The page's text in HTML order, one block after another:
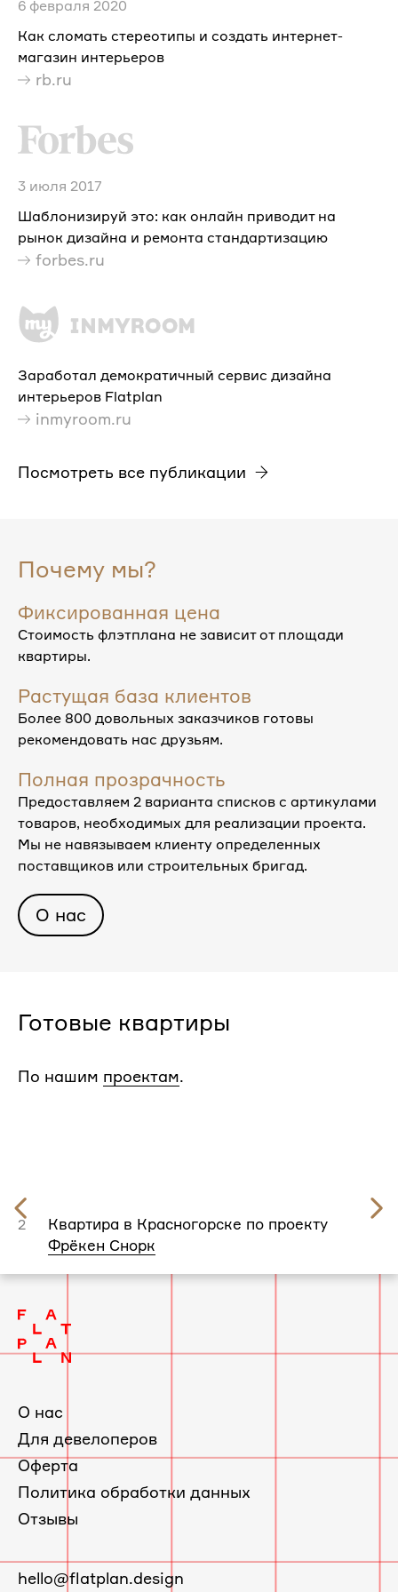
6 февраля 2020
Как сломать стереотипы и создать интернет-
магазин интерьеров
rb.ru
3 июля 2017
Шаблонизируй это: как онлайн приводит на
рынок дизайна и ремонта стандартизацию
forbes.ru
Заработал демократичный сервис дизайна
интерьеров Flatplan
inmyroom.ru
Посмотреть все публикации
Почему мы?
Фиксированная цена
Стоимость флэтплана не зависит от площади
квартиры.
Растущая база клиентов
Более 800 довольных заказчиков готовы
рекомендовать нас друзьям.
Полная прозрачность
Предоставляем 2 варианта списков с артикулами
товаров, необходимых для реализации проекта.
Мы не навязываем клиенту определенных
поставщиков или строительных бригад.
О нас
Готовые квартиры
По нашим проектам.
2
Квартира в Красногорске по проекту
Фрёкен Снорк
слайд
О нас
Для девелоперов
Оферта
Политика обработки данных
Отзывы
E-
hello@flatplan.design